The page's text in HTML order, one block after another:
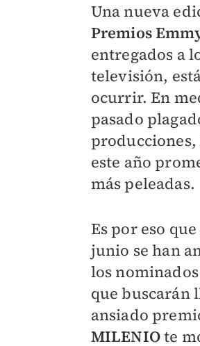
Una nueva
Premios
entregados a
televisión,
ocurrir. En
pasado
este año
más peleadas.
Es por eso
junio se han
los
que buscarán
ansiado
MILENIOte